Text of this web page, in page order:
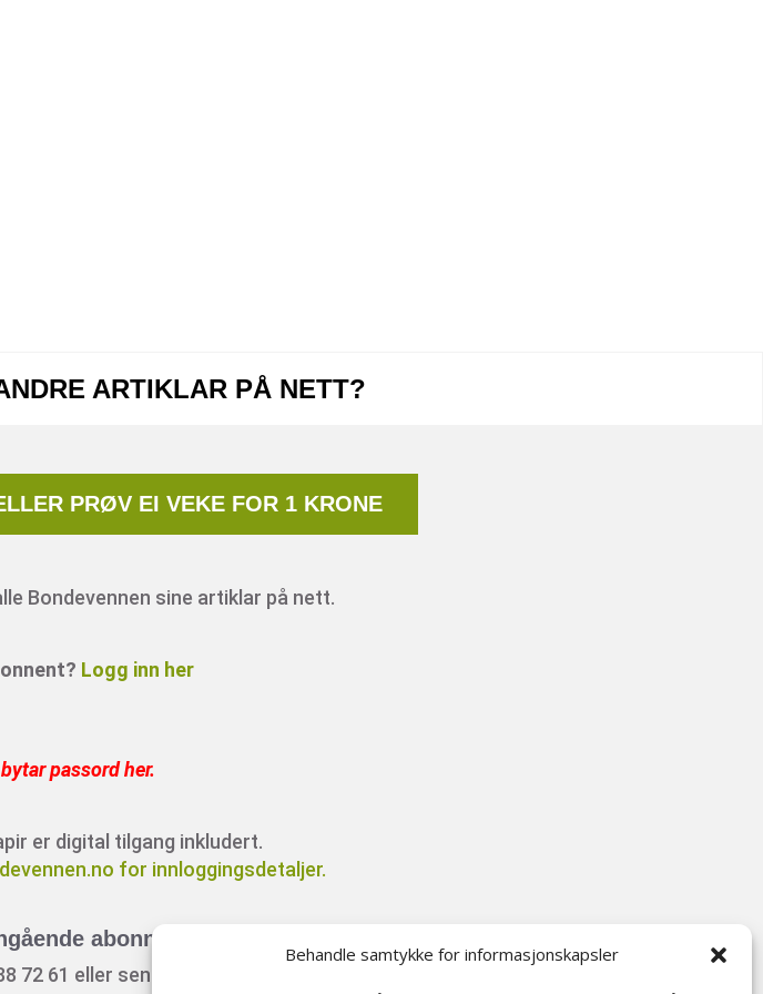
Behandle samtykke for informasjonskapsler
ARTIKLAR PÅ NETT?
PRØV EI VEKE FOR 1 KRONE
Bondevennen sine artiklar på nett.
Logg inn her
passord her.
er digital tilgang inkludert.
for innloggingsdetaljer.
abonnement?
72 61 eller send ein e-post til